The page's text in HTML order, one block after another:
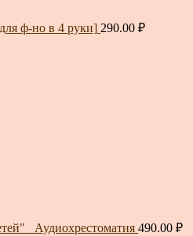
ф-но в 4 руки] 290.00 ₽
Аудиохрестоматия 490.00 ₽